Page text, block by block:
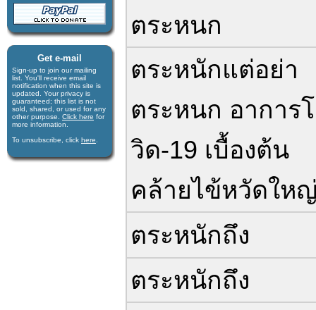
Get e-mail
Sign-up to join our mail­ing
list. You'll receive e­mail
notification when this site is
updated. Your privacy is
guaran­teed; this list is not
sold, shared, or used for any
other purpose. Click here for
more infor­mation.
To unsubscribe, click here
ตระหนก
ตระหนักแต่อย่า
ตระหนก อาการ
วิด-19 เบื้องต้น
คล้ายไข้หวัดให
ตระหนักถึง
ตระหนักถึง